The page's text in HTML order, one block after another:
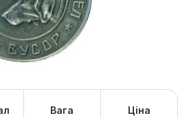
Вага Ціна